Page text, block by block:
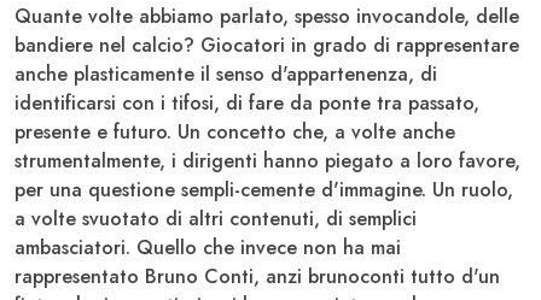
Quante volte abbiamo parlato, spesso invocandole, delle
bandiere nel calcio? Giocatori in grado di rappresentare
anche plasticamente il senso d'appartenenza, di
identificarsi con i tifosi, di fare da ponte tra passato,
presente e futuro. Un concetto che, a volte anche
strumentalmente, i dirigenti hanno piegato a loro favore,
per una questione sempli-cemente d'immagine. Un ruolo,
a volte svuotato di altri contenuti, di semplici
ambasciatori. Quello che invece non ha mai
rappresentato Bruno Conti, anzi brunoconti tutto d'un